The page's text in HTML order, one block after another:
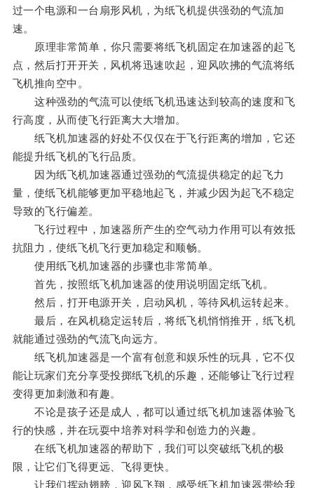
过一个电源和一台扇形风机，为纸飞机提供强劲的气流加
速。
原理非常简单，你只需要将纸飞机固定在加速器的起飞
点，然后打开开关，风机将迅速吹起，迎风吹拂的气流将纸
飞机推向空中。
这种强劲的气流可以使纸飞机迅速达到较高的速度和飞
行高度，从而使飞行距离大大增加。
纸飞机加速器的好处不仅仅在于飞行距离的增加，它还
能提升纸飞机的飞行品质。
因为纸飞机加速器通过强劲的气流提供稳定的起飞力
量，使纸飞机能够更加平稳地起飞，并减少因为起飞不稳定
导致的飞行偏差。
飞行过程中，加速器所产生的空气动力作用可以有效抵
抗阻力，使纸飞机飞行更加稳定和顺畅。
使用纸飞机加速器的步骤也非常简单。
首先，按照纸飞机加速器的使用说明固定纸飞机。
然后，打开电源开关，启动风机，等待风机运转起来。
最后，在风机稳定运转后，将纸飞机悄悄推开，纸飞机
就能通过强劲的气流飞向远方。
纸飞机加速器是一个富有创意和娱乐性的玩具，它不仅
能让玩家们充分享受投掷纸飞机的乐趣，还能够让飞行过程
变得更加刺激和有趣。
不论是孩子还是成人，都可以通过纸飞机加速器体验飞
行的快感，并在玩耍中培养对科学和创造力的兴趣。
在纸飞机加速器的帮助下，我们可以突破纸飞机的极
限，让它们飞得更远、飞得更快。
让我们挥动翅膀，迎风飞翔，感受纸飞机加速器带给我